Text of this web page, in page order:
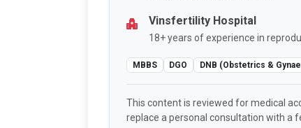
Vinsfertility Hospital
18+ years of experience in
MBBS DGO DNB (Obstetrics &
This content is reviewed for medical
replace a personal consultation with a